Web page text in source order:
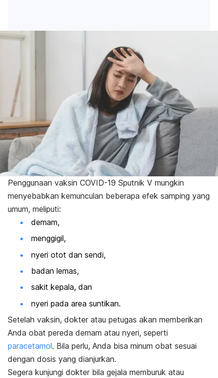
Penggunaan vaksin COVID-19 Sputnik V mungkin
menyebabkan kemunculan beberapa efek samping yang
umum, meliputi:
demam,
menggigil,
nyeri otot dan sendi,
badan lemas,
sakit kepala, dan
nyeri pada area suntikan.
Setelah vaksin, dokter atau petugas akan memberikan
Anda obat pereda demam atau nyeri, seperti
paracetamol. Bila perlu, Anda bisa minum obat sesuai
dengan dosis yang dianjurkan.
Segera kunjungi dokter bila gejala memburuk atau